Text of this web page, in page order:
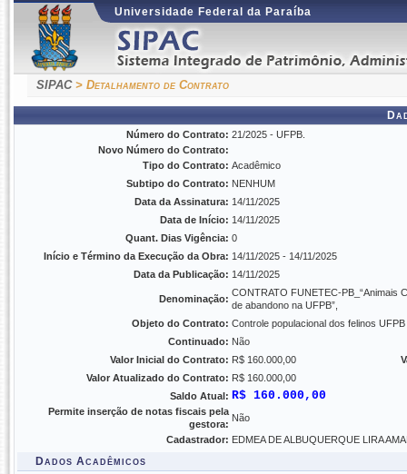
Universidade Federal da Paraíba
SIPAC> Detalhamento de Contrato
Número do Contrato: 21/2025 - UFPB.
Novo Número do Contrato:
Tipo do Contrato: Acadêmico
Subtipo do Contrato: NENHUM
Data da Assinatura: 14/11/2025
Data de Início: 14/11/2025
Quant. Dias Vigência: 0
Início e Término da Execução da Obra: 14/11/2025 - 14/11/2025
Data da Publicação: 14/11/2025
Denominação:
CONTRATO FUNETEC-PB_“Animais
de abandono na UFPB”,
Objeto do Contrato: Controle populacional dos felinos
Continuado: Não
Valor Inicial do Contrato: R$ 160.000,00
Valor Atualizado do Contrato: R$ 160.000,00
Saldo Atual: R$ 160.000,00
Permite inserção de notas fiscais pela
gestora:
Não
Cadastrador: EDMEA DE ALBUQUERQUE LIRA
Dados Acadêmicos